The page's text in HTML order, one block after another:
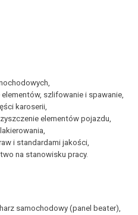
szlifowanie i spawanie,
karoserii,
elementów pojazdu,
i standardami jakości,
na stanowisku pracy.
samochodowy (panel beater),